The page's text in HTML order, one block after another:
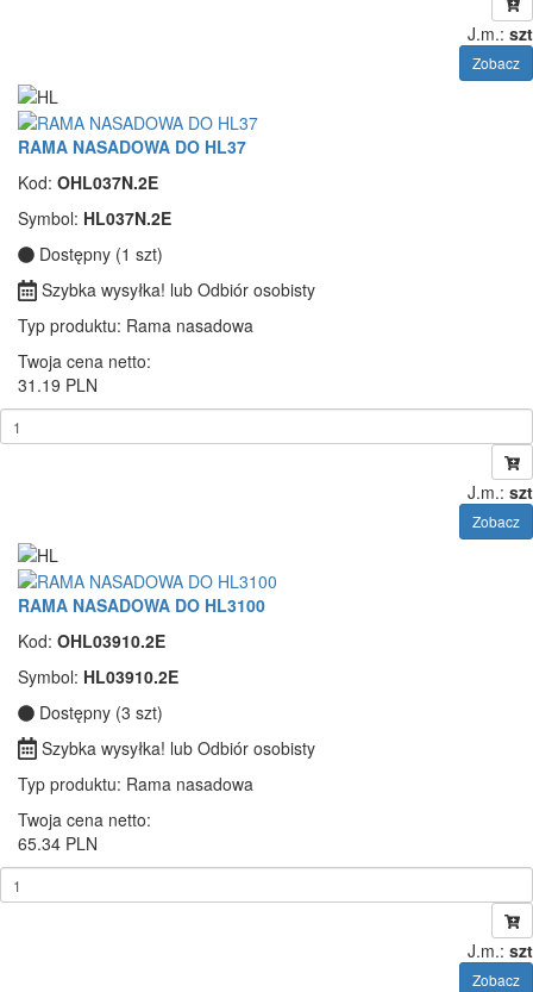
J.m.: szt
Zobacz
RAMA NASADOWA DO HL37
Kod: OHL037N.2E
Symbol: HL037N.2E
Dostępny (1 szt)
Szybka wysyłka! lub Odbiór osobisty
Typ produktu: Rama nasadowa
Twoja cena netto:
31.19 PLN
J.m.: szt
Zobacz
RAMA NASADOWA DO HL3100
Kod: OHL03910.2E
Symbol: HL03910.2E
Dostępny (3 szt)
Szybka wysyłka! lub Odbiór osobisty
Typ produktu: Rama nasadowa
Twoja cena netto:
65.34 PLN
J.m.: szt
Zobacz